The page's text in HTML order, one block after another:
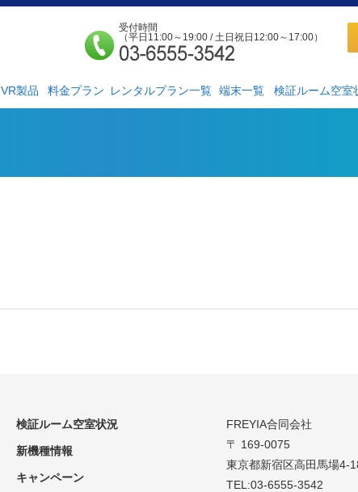
受付時間
（平日11:00～19:00 / 土日祝日12:00～17:00）
VR製品 料金プラン レンタルプラン一覧 端末一覧 検証ルーム空室
検証ルーム空室状況
新機種情報
キャンペーン
FREYIA合同会社
〒 169-0075
東京都新宿区高田馬場4-
TEL:03-6555-3542